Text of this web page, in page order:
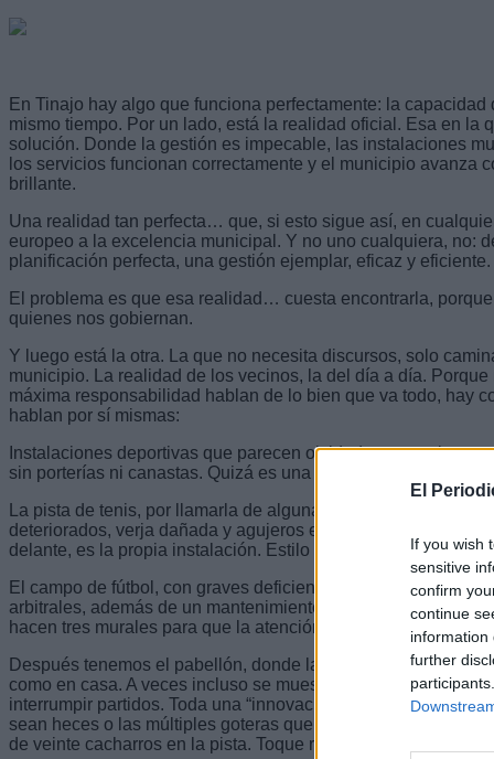
El
If you wish
sensitive
confirm
continue
information
further
En Tinajo hay algo que funciona perfectamente: la capacidad
mismo tiempo. Por un lado, está la realidad oficial. Esa en la
solución. Donde la gestión es impecable, las instalaciones
los servicios funcionan correctamente y el municipio avanza
brillante.
Una realidad tan perfecta… que, si esto sigue así, en
europeo a la excelencia municipal. Y no uno cualquiera, no:
planificación perfecta, una gestión ejemplar, eficaz y eficiente.
El problema es que esa realidad… cuesta encontrarla,
quienes nos gobiernan.
Y luego está la otra. La que no necesita discursos, solo
municipio. La realidad de los vecinos, la del día a día.
máxima responsabilidad hablan de lo bien que va todo, hay
hablan por sí mismas:
Instalaciones deportivas que parecen olvidadas, como la
sin porterías ni canastas. Quizá es una nueva tendencia:
La pista de tenis, por llamarla de alguna forma, convertida en
deteriorados, verja dañada y agujeros en el propio campo.
delante, es la propia instalación. Estilo libre.
El campo de fútbol, con graves deficiencias en los
arbitrales, además de un mantenimiento diario que deja
hacen tres murales para que la atención se vaya a otro lado.
Después tenemos el pabellón, donde las palomas ya forman
como en casa. A veces incluso se muestran demasiado
interrumpir partidos. Toda una “innovación deportiva”: jugar
sean heces o las múltiples goteras que aparecen cada vez
de veinte cacharros en la pista. Toque retro.